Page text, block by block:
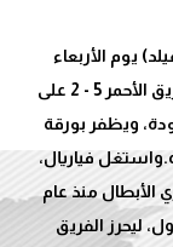
يوم الأربعاء
الماضي، انتهت بفوز ليفربول 2 - صفر، ليفوز الفريق الأحمر 5 - 2 على
ويظفر بورقة
فياريال،
الأبطال منذ عام
ليحرز الفريق